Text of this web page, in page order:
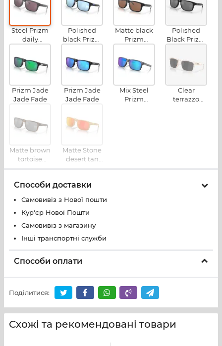
Steel Prizm
daily
Polished
black Prizm
polarized
Matte black
Prizm
polarized
Polished
Black Prizm
Prizm Jade
Jade Fade
Prizm Jade
Jade Fade
Mix Steel
Prizm
Clear
terrazzo
Matte brown
tortoise
Matte Stone
desert tan
Способи доставки
Самовивіз з Нової пошти
Кур'єр Нової Пошти
Самовивіз з магазину
Інші транспортні служби
Способи оплати
Поділитися:
Схожі та рекомендовані товари